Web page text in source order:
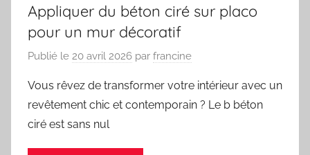
Appliquer du béton ciré sur placo
pour un mur décoratif
Publié le 20 avril 2026 par francine
Vous rêvez de transformer votre intérieur avec un
revêtement chic et contemporain ? Le b béton
ciré est sans nul